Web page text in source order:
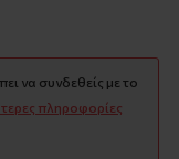
να συνδεθείς με το
πληροφορίες